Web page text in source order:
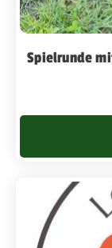
Spielrunde